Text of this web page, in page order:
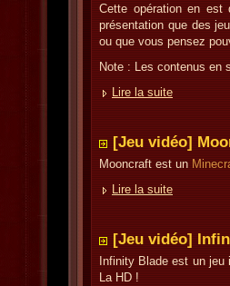
Cette opération en est
présentation que des
ou que vous pensez
Note : Les contenus en
Lire la suite
[Jeu vidéo]
Mooncraft est un
Lire la suite
[Jeu vidéo]
Infinity Blade est un
La HD !